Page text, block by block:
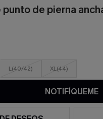
de pierna
L(40/42) XL(44)
NOTIFÍQUEME